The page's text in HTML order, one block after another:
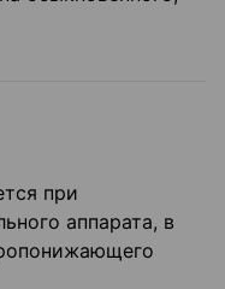
при
аппарата, в